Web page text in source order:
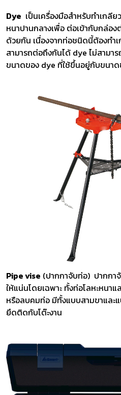
Dye เป็นเครื่องมือสำหรับทำเกลี
หนาปานกลางเพื่อ ต่อเข้ากับกล่อ
ด้วยกัน เนื่องจากท่อชนิดนี้ต้องทำ
สามารถต่อถึงกันได้ dye ไม่สามา
ขนาดของ dye ที่ใช้ขึ้นอยู่กับขนา
Pipe vise (ปากกาจับท่อ) ปากกา
ให้แน่นโดยเฉพาะ ทั้งท่อโลหะหนา
หรือลบคมท่อ มีทั้งแบบสามขาและ
ยึดติดกับโต๊ะงาน